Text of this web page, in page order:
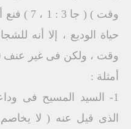
وقت ) (
حياة الوديع ، إلا أنه
وقت ، ولكن فى غير عنف 0
أمثلة :
1- السيد المسيح فى
الذى قيل عنه ( لا